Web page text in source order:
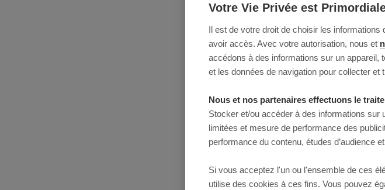
Votre Vie Privée est
Il est de votre droit de choisir les
avoir accès. Avec votre autorisation, nous et
accédons à des informations sur un appareil,
et les données de navigation pour collecter et
Nous et nos partenaires effectuons le
Stocker et/ou accéder à des informations sur
limitées et mesure de performance des
performance du contenu, études d’audience
Si vous acceptez l'un ou l'ensemble de ces
utilise des cookies à ces fins. Vous pouvez
This page
Reload to try
Reload